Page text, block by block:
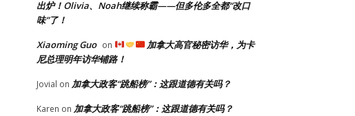
出炉！Olivia、Noah继续称霸——但多伦多全都“改口
味”了！
Xiaoming Guo on
加拿大高官秘密访华，为卡
尼总理明年访华铺路！
Jovial on 加拿大政客“跳船榜”：这跟道德有关吗？
Karen on 加拿大政客“跳船榜”：这跟道德有关吗？